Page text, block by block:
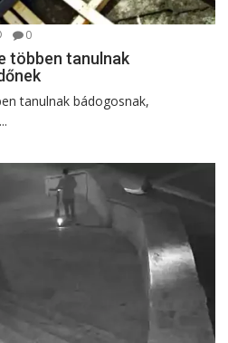
0
többen tanulnak
tanulnak bádogosnak,